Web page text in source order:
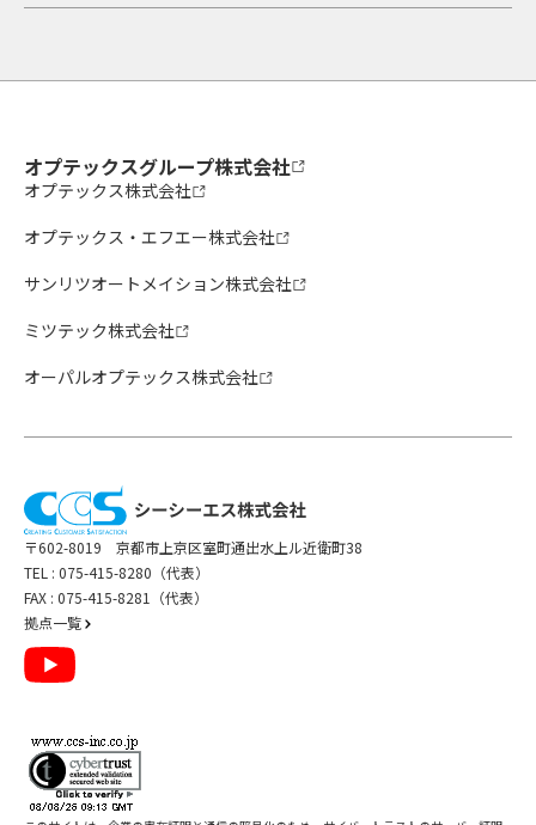
オプテックスグループ株式会社
オプテックス株式会社
オプテックス・エフエー株式会社
サンリツオートメイション株式会社
ミツテック株式会社
オーパルオプテックス株式会社
〒602-8019 京都市上京区室町通出水上ル近衛町38
TEL : 075-415-8280（代表）
FAX : 075-415-8281（代表）
拠点一覧